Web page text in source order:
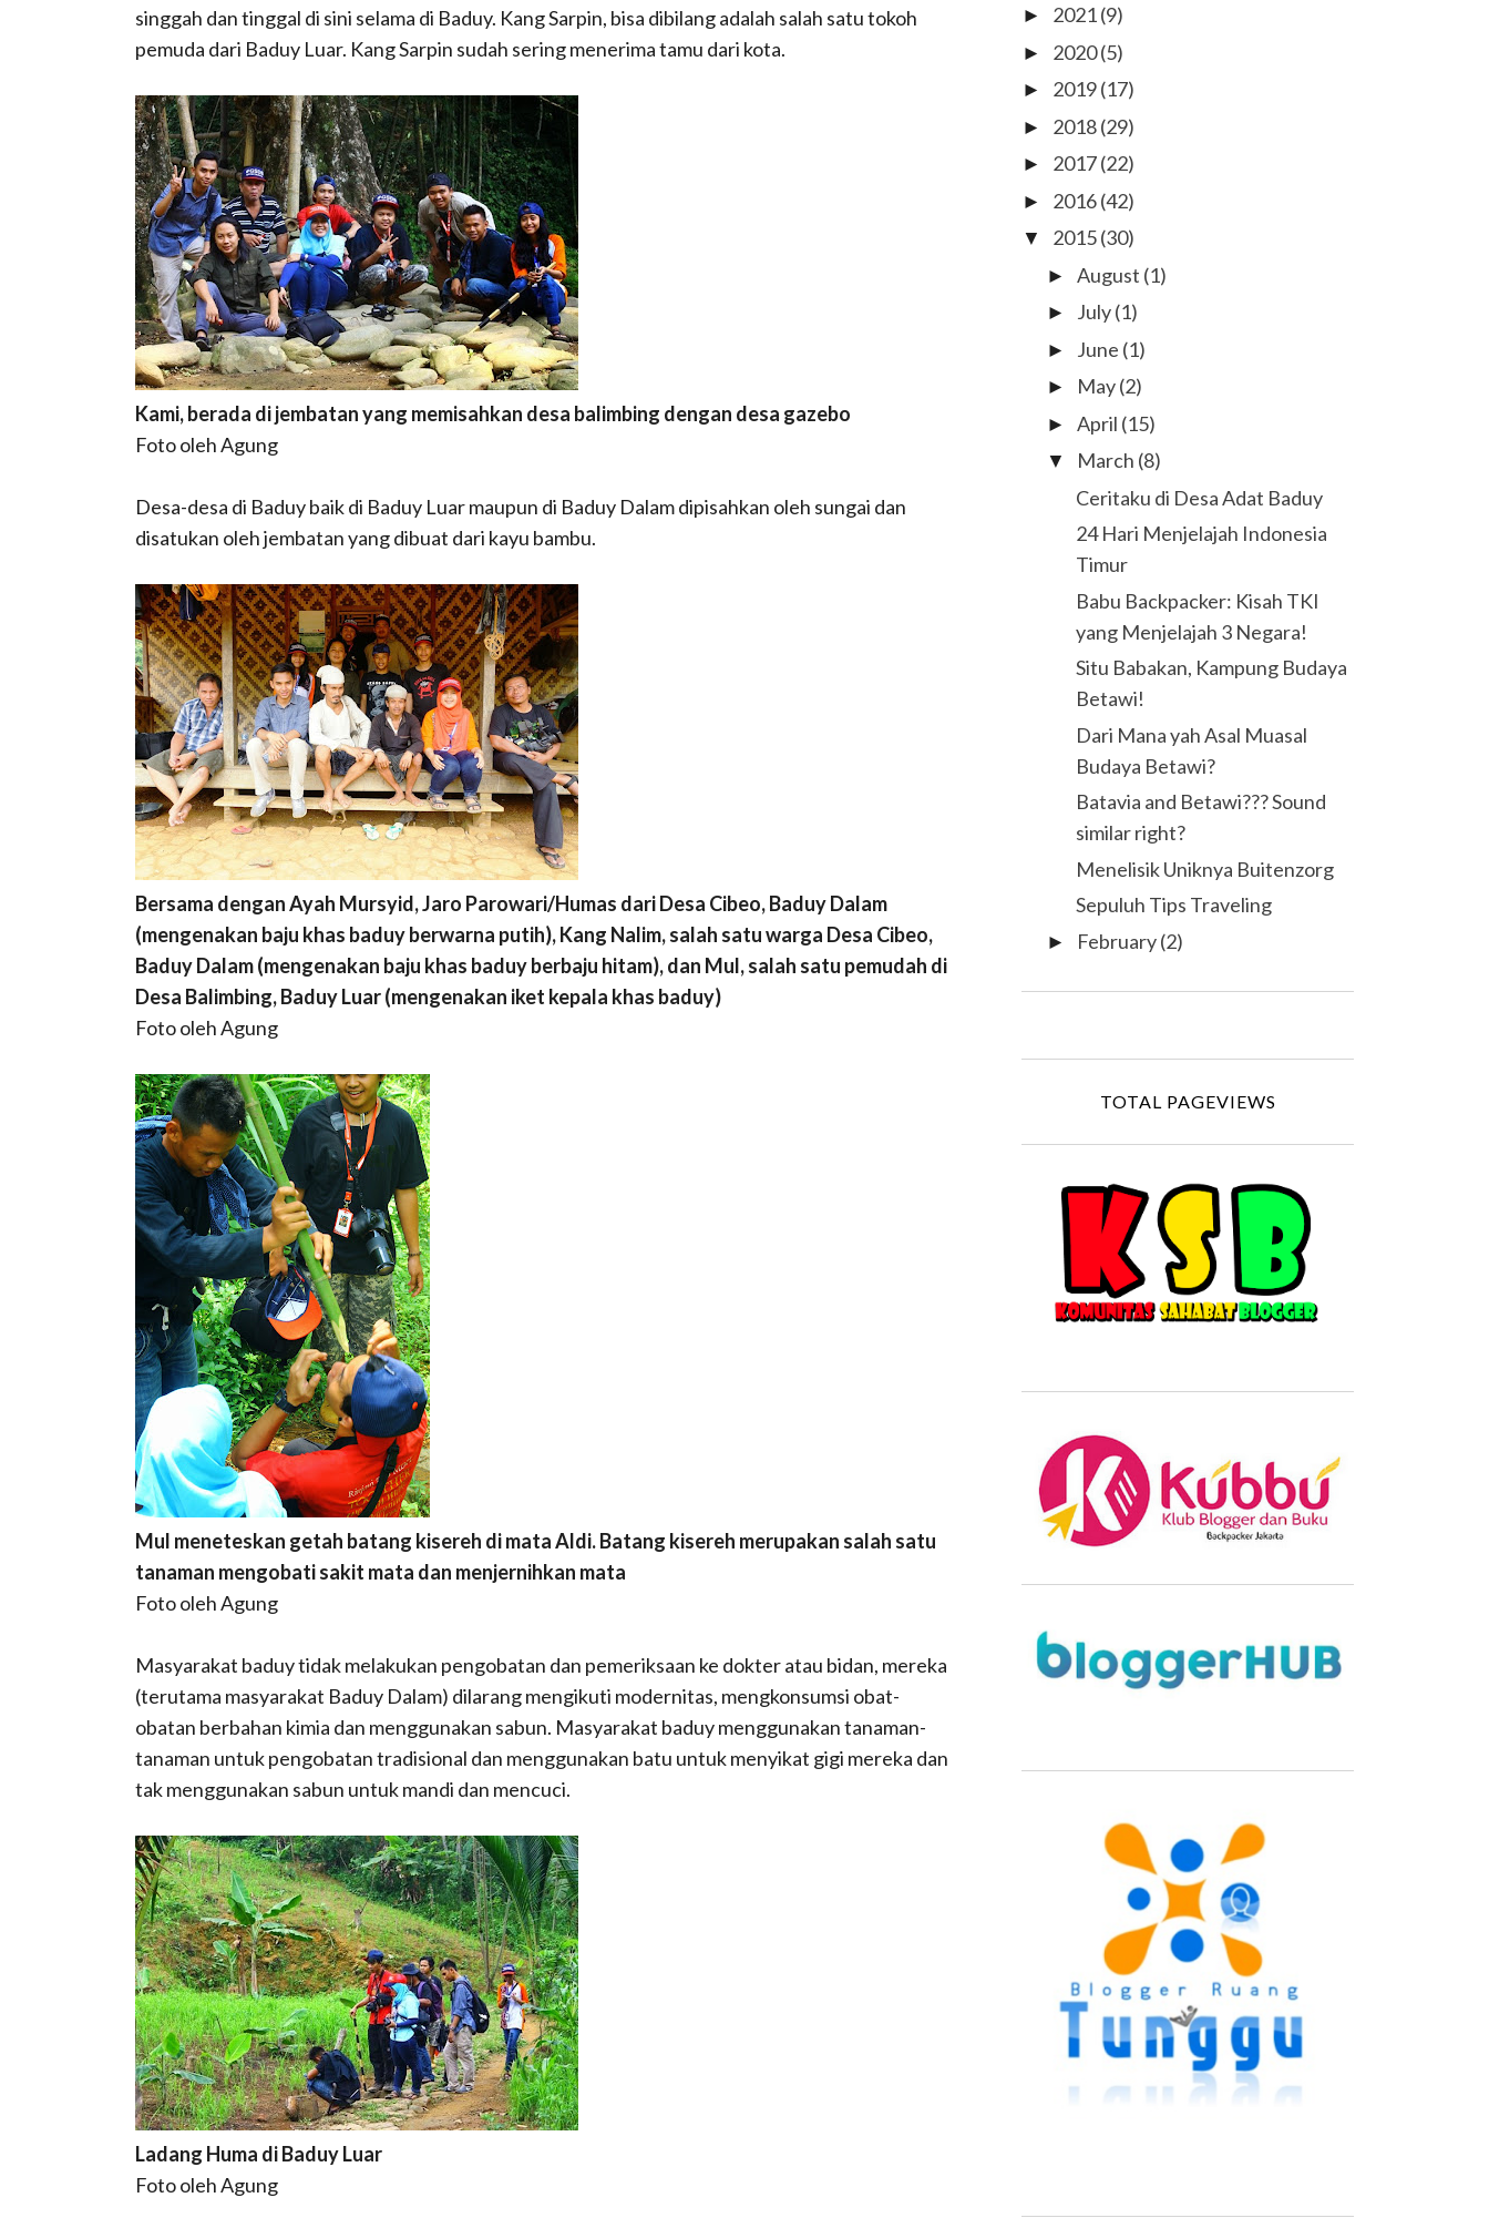
singgah dan tinggal di sini selama di Baduy. Kang Sarpin, bisa dibilang adalah salah satu tokoh
pemuda dari Baduy Luar. Kang Sarpin sudah sering menerima tamu dari kota.
Kami, berada di jembatan yang memisahkan desa balimbing dengan desa gazebo
Foto oleh Agung
Desa-desa di Baduy baik di Baduy Luar maupun di Baduy Dalam dipisahkan oleh sungai dan
disatukan oleh jembatan yang dibuat dari kayu bambu.
Bersama dengan Ayah Mursyid, Jaro Parowari/Humas dari Desa Cibeo, Baduy Dalam
(mengenakan baju khas baduy berwarna putih), Kang Nalim, salah satu warga Desa Cibeo,
Baduy Dalam (mengenakan baju khas baduy berbaju hitam), dan Mul, salah satu pemudah di
Desa Balimbing, Baduy Luar (mengenakan iket kepala khas baduy)
Foto oleh Agung
Mul meneteskan getah batang kisereh di mata Aldi. Batang kisereh merupakan salah satu
tanaman mengobati sakit mata dan menjernihkan mata
Foto oleh Agung
Masyarakat baduy tidak melakukan pengobatan dan pemeriksaan ke dokter atau bidan, mereka
(terutama masyarakat Baduy Dalam) dilarang mengikuti modernitas, mengkonsumsi obat-
obatan berbahan kimia dan menggunakan sabun. Masyarakat baduy menggunakan tanaman-
tanaman untuk pengobatan tradisional dan menggunakan batu untuk menyikat gigi mereka dan
tak menggunakan sabun untuk mandi dan mencuci.
Ladang Huma di Baduy Luar
Foto oleh Agung
► 2021(9)
► 2020(5)
► 2019(17)
► 2018(29)
► 2017(22)
► 2016(42)
▼ 2015(30)
► August (1)
► July (1)
► June (1)
► May (2)
► April (15)
▼ March (8)
Ceritaku di Desa Adat Baduy
24 Hari Menjelajah Indonesia
Timur
Babu Backpacker: Kisah TKI
yang Menjelajah 3 Negara!
Situ Babakan, Kampung Budaya
Betawi!
Dari Mana yah Asal Muasal
Budaya Betawi?
Batavia and Betawi??? Sound
similar right?
Menelisik Uniknya Buitenzorg
Sepuluh Tips Traveling
► February (2)
TOTAL PAGEVIEWS